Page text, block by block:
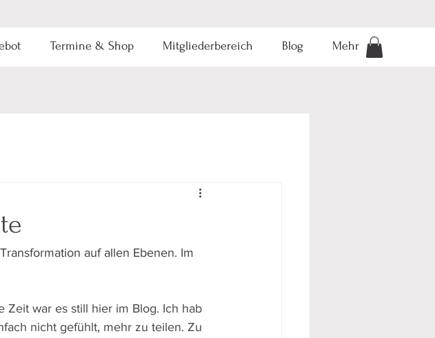
Termine & Shop Mitgliederbereich Blog Mehr
auf allen Ebenen. Im
Zeit war es still hier im Blog. Ich hab
nicht gefühlt, mehr zu teilen. Zu